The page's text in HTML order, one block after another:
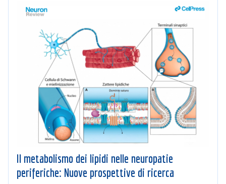
Il metabolismo dei lipidi nelle neuropatie
periferiche: Nuove prospettive di ricerca